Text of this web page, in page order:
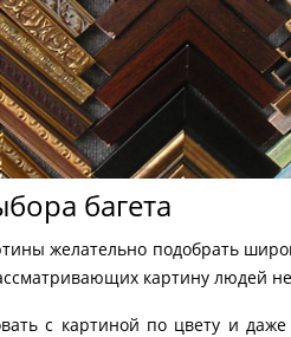
багета
желательно подобрать
картину людей
с картиной по цвету и